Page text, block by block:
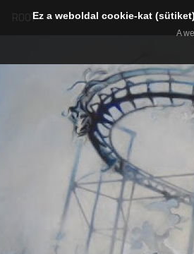
ROOTEz a weboldal cookie-kat
A